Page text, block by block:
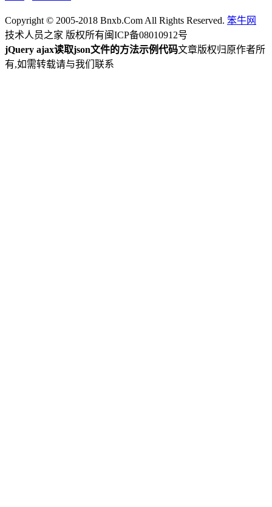
Copyright © 2005-2018 Bnxb.Com All Rights Reserved. 笨牛网
技术人员之家 版权所有闽ICP备08010912号
jQuery ajax读取json文件的方法示例代码文章版权归原作者所
有,如需转载请与我们联系